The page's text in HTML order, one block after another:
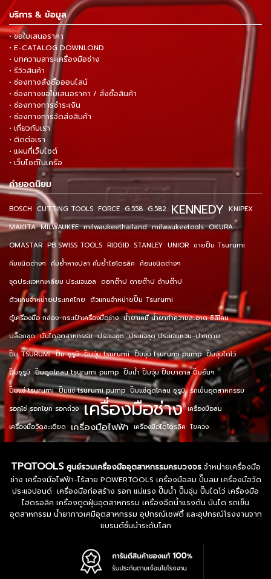
บริการ & ข้อมูล
• ขอใบเสนอราคา
• E-CATALOG DOWNLOND
• บทความสาระเครื่องมือช่าง
• รีวิวสินค้า
• ช่องทางสั่งซื้อออนไลน์
• ช่องทางขอใบเสนอราคา / สั่งซื้อสินค้า
• ช่องทางการชำระเงิน
• ช่องทางการจัดส่งสินค้า
• เกี่ยวกับเรา
• ติดต่อเรา
• แผนที่เว็บไซต์
• เว็บไซต์ในเครือ
คำยอดนิยม
BOSCH CUTTING TOOLS FORCE G.558 G.582 KENNEDY KNIPEX
MAKITA MILWAUKEE milwaukeethailand milwaukeetools OKURA
OMASTAR PB SWISS TOOLS RIDGID STANLEY UNIOR ขายปั๊ม Tsurumi
คีมชนิดต่างๆ คีมย้ำหางปลา คีมย้ำไฮโดรลิค ค้อนชนิดต่างๆ
ชุดประแจหกเหลี่ยม ประแจแอล ดอกต๊าป ดายต๊าป ด้ามต๊าป
ตัวแทนจำหน่ายประเทศไทย ตัวแทนจำหน่ายปั๊ม Tsurumi
ตู้เครื่องมือ กล่อง-กระเป๋าเครื่องมือช่าง น้ำยาเคมี น้ำยาทำความสะอาด ซิลิโคน
บล็อกชุด บันไดอุตสาหกรรม ประแจชุด ประแจชุด ประแจแหวน-ปากตาย
ปั๊ม TSURUMI ปั๊ม ซูรูมิ ปั๊มจุ่ม tsurumi ปั๊มจุ่ม tsurumi pump ปั๊มจุ่มไดโว่
ปั๊มซูรูมิ ปั๊มดูดโคลน tsurumi pump ปั๊มน้ำ ปั๊มจุ่ม ปั๊มบาดาล ปั๊มอื่นๆ
ปั๊มแช่ tsurumi ปั๊มแช่ tsurumi pump ปั๊มแช่ดูดโคลน ซูรูมิ รถเข็นอุตสาหกรรม
รอกโซ่ รอกโยก รอกถ่วง เครื่องมือช่าง เครื่องมือลม
เครื่องมือวัดละเอียด เครื่องมือไฟฟ้า เครื่องมือไฮโดรลิค ไขควง
TPQTOOLS ศูนย์รวมเครื่องมืออุตสาหกรรมครบวงจรจำหน่ายเครื่องมือ
ช่าง เครื่องมือไฟฟ้า-ไร้สาย POWERTOOLS เครื่องมือลม ปั๊มลม เครื่องมือวัด
ประแจปอนด์ เครื่องมือก่อสร้าง รอก แม่แรง ปั๊มน้ำ ปั๊มจุ่ม ปั๊มไดโว่ เครื่องมือ
ไฮดรอลิค เครื่องดูดฝุ่นอุตสาหกรรม เครื่องฉีดน้ำแรงดัน บันได รถเข็น
อุตสาหกรรม น้ำยากาวเคมีอุตสาหกรรม อุปกรณ์เซฟตี้ และอุปกรณ์โรงงานจาก
แบรนด์ชั้นนำระดับโลก